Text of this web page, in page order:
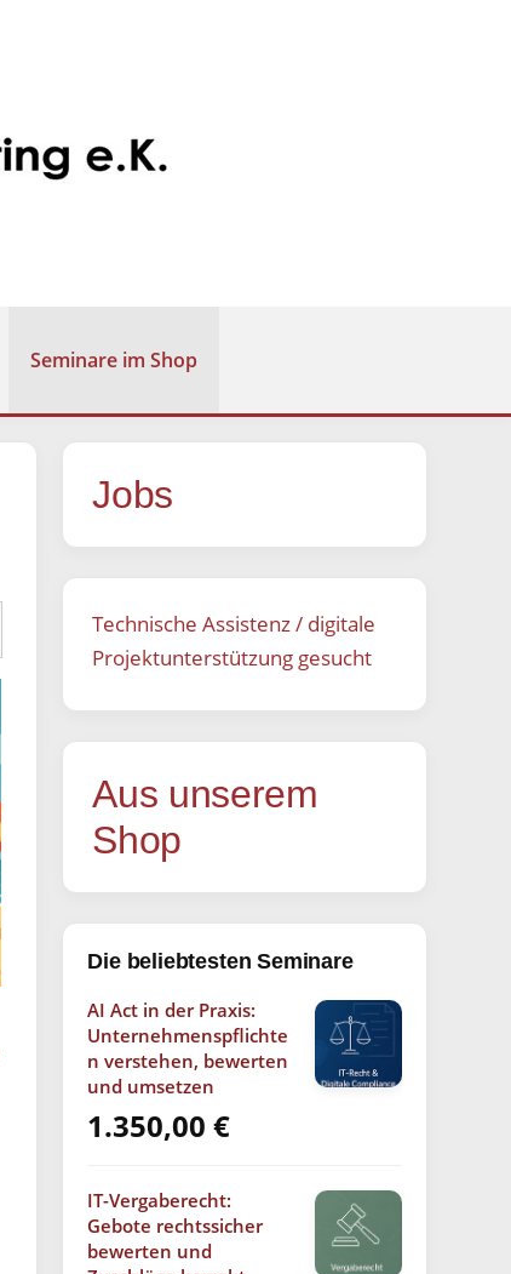
Seminare im Shop
Jobs
Technische Assistenz / digitale
Projektunterstützung gesucht
Aus unserem
Shop
Die beliebtesten Seminare
AI Act in der Praxis:
Unternehmenspflichte
n verstehen, bewerten
und umsetzen
1.350,00€
IT-Vergaberecht:
Gebote rechtssicher
bewerten und